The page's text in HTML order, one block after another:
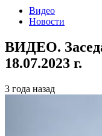
Видео
Новости
ВИДЕО.
18.07.2023 г.
3 года назад